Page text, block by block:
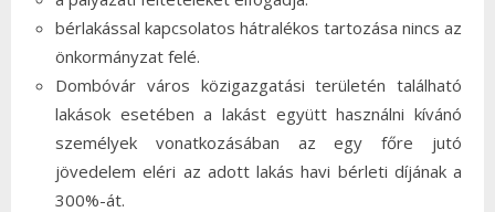
bérlakással kapcsolatos hátralékos tartozása nincs az
önkormányzat felé.
Dombóvár város közigazgatási területén található
lakások esetében a lakást együtt használni kívánó
személyek vonatkozásában az egy főre jutó
jövedelem eléri az adott lakás havi bérleti díjának a
300%-át.